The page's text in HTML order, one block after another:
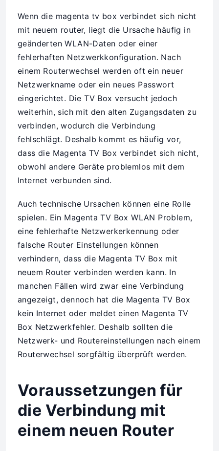
Wenn die magenta tv box verbindet sich nicht
mit neuem router, liegt die Ursache häufig in
geänderten WLAN-Daten oder einer
fehlerhaften Netzwerkkonfiguration. Nach
einem Routerwechsel werden oft ein neuer
Netzwerkname oder ein neues Passwort
eingerichtet. Die TV Box versucht jedoch
weiterhin, sich mit den alten Zugangsdaten zu
verbinden, wodurch die Verbindung
fehlschlägt. Deshalb kommt es häufig vor,
dass die Magenta TV Box verbindet sich nicht,
obwohl andere Geräte problemlos mit dem
Internet verbunden sind.
Auch technische Ursachen können eine Rolle
spielen. Ein Magenta TV Box WLAN Problem,
eine fehlerhafte Netzwerkerkennung oder
falsche Router Einstellungen können
verhindern, dass die Magenta TV Box mit
neuem Router verbinden werden kann. In
manchen Fällen wird zwar eine Verbindung
angezeigt, dennoch hat die Magenta TV Box
kein Internet oder meldet einen Magenta TV
Box Netzwerkfehler. Deshalb sollten die
Netzwerk- und Routereinstellungen nach einem
Routerwechsel sorgfältig überprüft werden.
Voraussetzungen für
die Verbindung mit
einem neuen Router